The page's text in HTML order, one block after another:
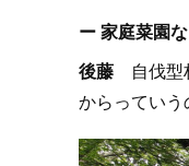
ー 家庭菜園
後藤 自伐型
からっていう